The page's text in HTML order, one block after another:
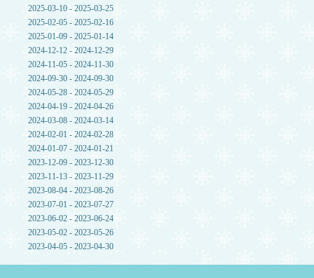
2025-03-10 - 2025-03-25
2025-02-05 - 2025-02-16
2025-01-09 - 2025-01-14
2024-12-12 - 2024-12-29
2024-11-05 - 2024-11-30
2024-09-30 - 2024-09-30
2024-05-28 - 2024-05-29
2024-04-19 - 2024-04-26
2024-03-08 - 2024-03-14
2024-02-01 - 2024-02-28
2024-01-07 - 2024-01-21
2023-12-09 - 2023-12-30
2023-11-13 - 2023-11-29
2023-08-04 - 2023-08-26
2023-07-01 - 2023-07-27
2023-06-02 - 2023-06-24
2023-05-02 - 2023-05-26
2023-04-05 - 2023-04-30